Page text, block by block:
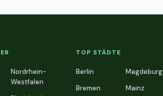
Nordrhein-
Westfalen
TOP STÄDTE
Berlin
Bremen
Magdeburg
Mainz